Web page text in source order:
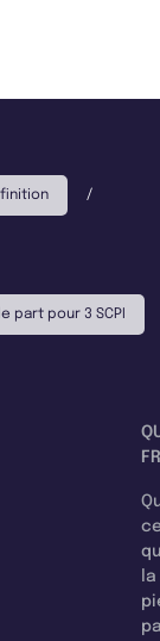
/
part pour 3 SCPI
la